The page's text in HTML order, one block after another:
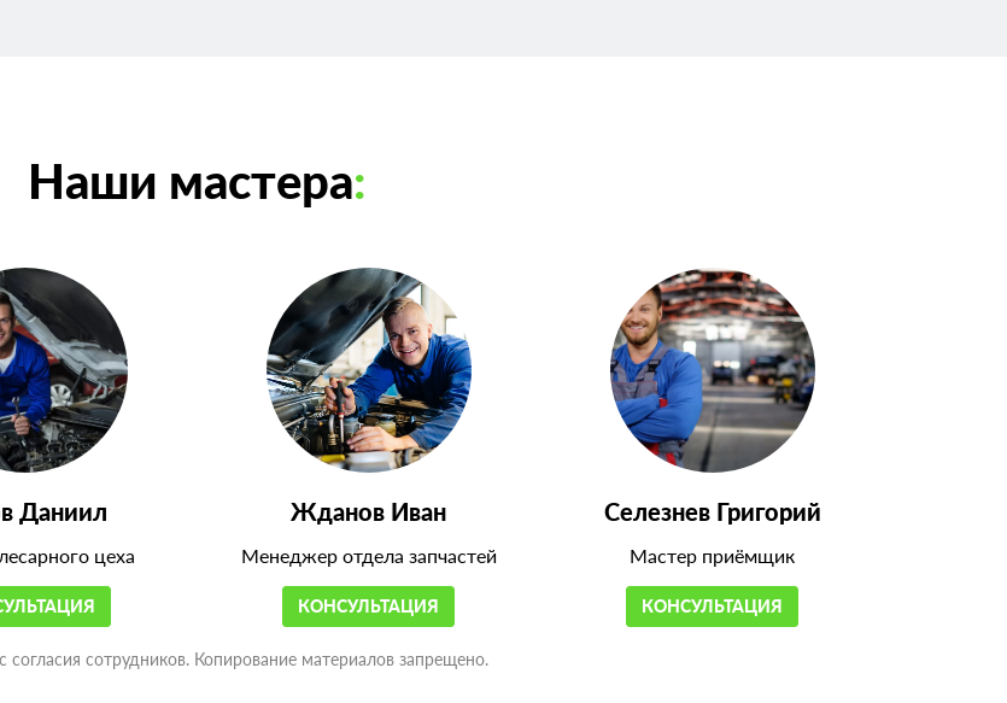
Наши мастера:
Даниил
цеха
Жданов Иван
Менеджер отдела запчастей
КОНСУЛЬТАЦИЯ
Селезнев Григорий
Мастер приёмщик
КОНСУЛЬТАЦИЯ
согласия сотрудников. Копирование материалов запрещено.